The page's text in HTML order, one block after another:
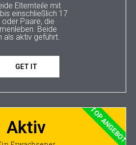
Elternteile mit
einschließlich 17
oder Paare, die
Beide
als aktiv geführt.
GET IT
Aktiv TOP ANGEBOT